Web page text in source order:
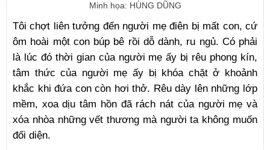
Minh họa: HÙNG DŨNG
Tôi chợt liên tưởng đến người mẹ điên bị mất con, cứ
ôm hoài một con búp bê rồi dỗ dành, ru ngủ. Có phải
là lúc đó thời gian của người mẹ ấy bị rêu phong kín,
tâm thức của người mẹ ấy bị khóa chặt ở khoảnh
khắc khi đứa con còn hơi thở. Rêu dày lên những lớp
mềm, xoa dịu tâm hồn đã rách nát của người mẹ và
xóa nhòa những vết thương mà người ta không muốn
đối diện.